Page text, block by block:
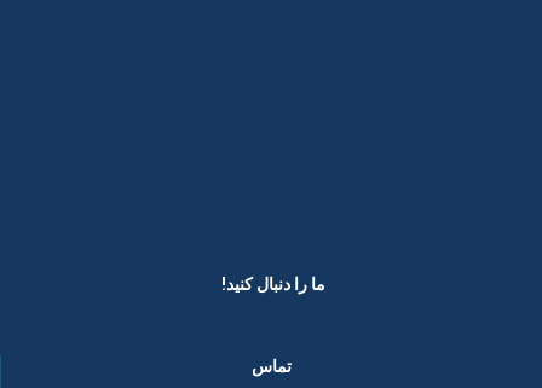
ما را دنبال کنید! ​
تماس